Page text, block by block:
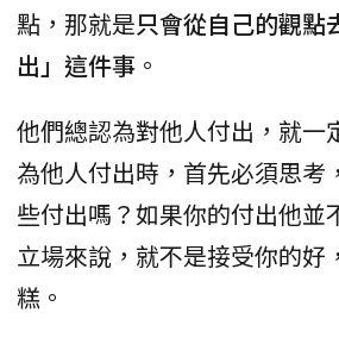
點，那就是只會從自己的觀點
出」這件事 。
他們總認為對他人付出，就一
為他人付出時，首先必須思考
些付出嗎？如果你的付出他並
立場來說，就不是接受你的好
糕。